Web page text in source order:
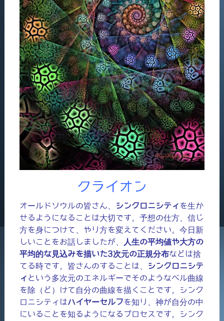
クライオン
オールドソウルの皆さん、 シンクロニシティ を生か
せるようになることは大切です。予想の仕方、信じ
方を身につけて、やり方を変えてください。今日新
しいことをお話しましたが、
人生の平均値や大方の
平均的な見込みを描いた3次元の正規分布などは捨
てる時です。皆さんのすることは、
シンクロニシテ
ィ という多次元のエネルギーでそのようなベル曲線
を除（ど）けて自分の曲線を描くことです。シンク
ロニシティはハイヤーセルフを知り、神が自分の中
にいることを知るようになるプロセスです。シンク